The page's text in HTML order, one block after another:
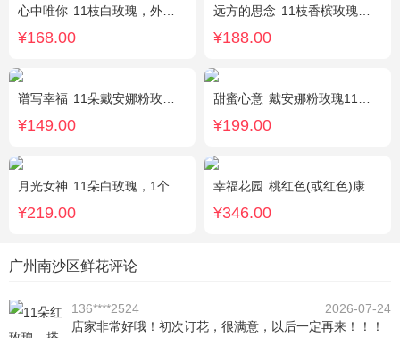
心中唯你 11枝白玫瑰，外围紫色勿忘我。
¥168.00
远方的思念 11枝香槟玫瑰单独包装，绿叶丰满。
¥188.00
谱写幸福 11朵戴安娜粉玫瑰，搭配适量情人草装饰
¥149.00
甜蜜心意 戴安娜粉玫瑰11枝，浅紫勿忘我、尤加利搭配
¥199.00
月光女神 11朵白玫瑰，1个蓝色绣球，桔梗搭配
¥219.00
幸福花园 桃红色(或红色)康乃馨18枝，桃红色(或红色)玫瑰18枝，粉色康乃馨12枝，粉色多头小康乃馨9枝，点缀适量绿叶、叶上黄金等。
¥346.00
广州南沙区鲜花评论
136****2524
2026-07-24
店家非常好哦！初次订花，很满意，以后一定再来！！！